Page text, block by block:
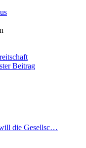
Beitrag
die Gesellsc…